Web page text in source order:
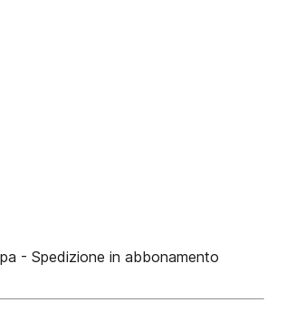
- Spedizione in abbonamento